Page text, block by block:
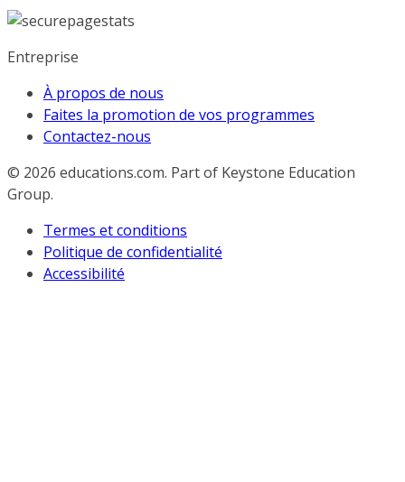
Entreprise
À propos de nous
Faites la promotion de vos programmes
Contactez-nous
© 2026 educations.com. Part of Keystone Education
Group.
Termes et conditions
Politique de confidentialité
Accessibilité